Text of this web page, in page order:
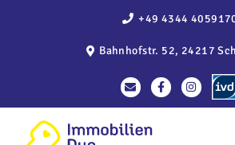
+49 4344
Bahnhofstr. 52, 24217